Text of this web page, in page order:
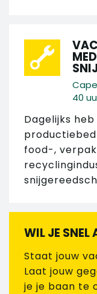
40
Dagelijks
food-,
WIL JE SNEL
Staat jouw
Laat jouw
je je baan te